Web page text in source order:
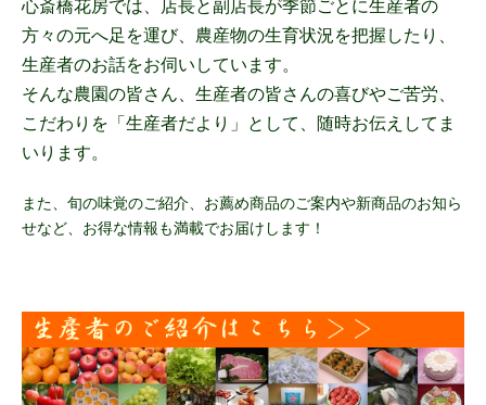
心斎橋花房では、店長と副店長が季節ごとに生産者の
方々の元へ足を運び、農産物の生育状況を把握したり、
生産者のお話をお伺いしています。
そんな農園の皆さん、生産者の皆さんの喜びやご苦労、
こだわりを「生産者だより」として、随時お伝えしてま
いります。
また、旬の味覚のご紹介、お薦め商品のご案内や新商品のお知ら
せなど、お得な情報も満載でお届けします！